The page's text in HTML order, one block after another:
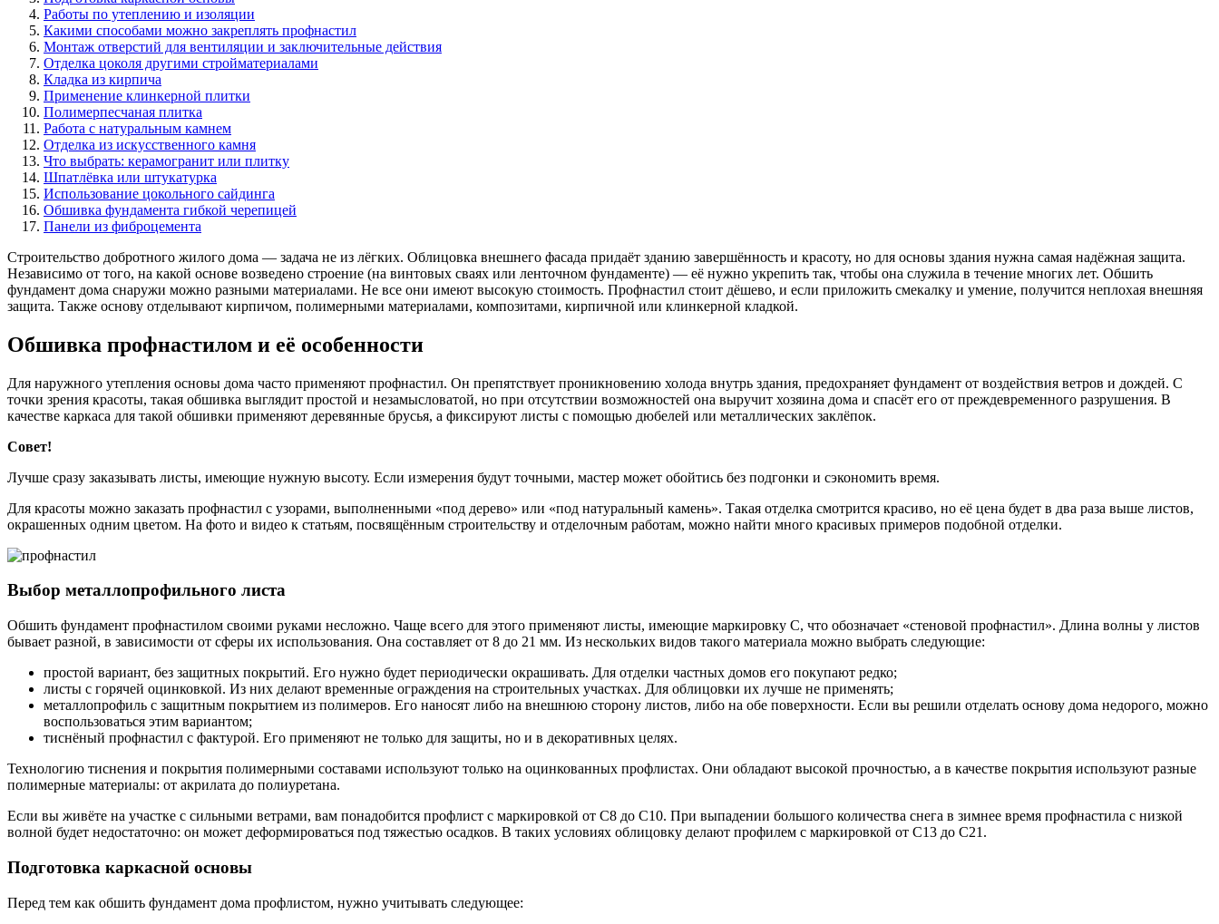
Работы по утеплению и изоляции
Какими способами можно закреплять профнастил
Монтаж отверстий для вентиляции и заключительные действия
Отделка цоколя другими стройматериалами
Кладка из кирпича
Применение клинкерной плитки
Полимерпесчаная плитка
Работа с натуральным камнем
Отделка из искусственного камня
Что выбрать: керамогранит или плитку
Шпатлёвка или штукатурка
Использование цокольного сайдинга
Обшивка фундамента гибкой черепицей
Панели из фиброцемента
Строительство добротного жилого дома — задача не из лёгких. Облицовка внешнего фасада придаёт зданию завершённость и красоту, но для основы здания нужна самая надёжная защита.
Независимо от того, на какой основе возведено строение (на винтовых сваях или ленточном фундаменте) — её нужно укрепить так, чтобы она служила в течение многих лет. Обшить
фундамент дома снаружи можно разными материалами. Не все они имеют высокую стоимость. Профнастил стоит дёшево, и если приложить смекалку и умение, получится неплохая внешняя
защита. Также основу отделывают кирпичом, полимерными материалами, композитами, кирпичной или клинкерной кладкой.
Обшивка профнастилом и её особенности
Для наружного утепления основы дома часто применяют профнастил. Он препятствует проникновению холода внутрь здания, предохраняет фундамент от воздействия ветров и дождей. С
точки зрения красоты, такая обшивка выглядит простой и незамысловатой, но при отсутствии возможностей она выручит хозяина дома и спасёт его от преждевременного разрушения. В
качестве каркаса для такой обшивки применяют деревянные брусья, а фиксируют листы с помощью дюбелей или металлических заклёпок.
Совет!
Лучше сразу заказывать листы, имеющие нужную высоту. Если измерения будут точными, мастер может обойтись без подгонки и сэкономить время.
Для красоты можно заказать профнастил с узорами, выполненными «под дерево» или «под натуральный камень». Такая отделка смотрится красиво, но её цена будет в два раза выше листов,
окрашенных одним цветом. На фото и видео к статьям, посвящённым строительству и отделочным работам, можно найти много красивых примеров подобной отделки.
Выбор металлопрофильного листа
Обшить фундамент профнастилом своими руками несложно. Чаще всего для этого применяют листы, имеющие маркировку С, что обозначает «стеновой профнастил». Длина волны у листов
бывает разной, в зависимости от сферы их использования. Она составляет от 8 до 21 мм. Из нескольких видов такого материала можно выбрать следующие:
простой вариант, без защитных покрытий. Его нужно будет периодически окрашивать. Для отделки частных домов его покупают редко;
листы с горячей оцинковкой. Из них делают временные ограждения на строительных участках. Для облицовки их лучше не применять;
металлопрофиль с защитным покрытием из полимеров. Его наносят либо на внешнюю сторону листов, либо на обе поверхности. Если вы решили отделать основу дома недорого, можно
воспользоваться этим вариантом;
тиснёный профнастил с фактурой. Его применяют не только для защиты, но и в декоративных целях.
Технологию тиснения и покрытия полимерными составами используют только на оцинкованных профлистах. Они обладают высокой прочностью, а в качестве покрытия используют разные
полимерные материалы: от акрилата до полиуретана.
Если вы живёте на участке с сильными ветрами, вам понадобится профлист с маркировкой от С8 до С10. При выпадении большого количества снега в зимнее время профнастила с низкой
волной будет недостаточно: он может деформироваться под тяжестью осадков. В таких условиях облицовку делают профилем с маркировкой от С13 до С21.
Подготовка каркасной основы
Перед тем как обшить фундамент дома профлистом, нужно учитывать следующее: